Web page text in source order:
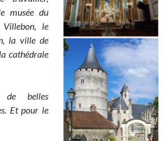
musée du
le
la ville de
cathédrale
de belles
Et pour le